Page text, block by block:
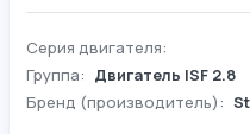
Серия двигателя:
Группа: Двигатель ISF 2.8
Бренд (производитель):